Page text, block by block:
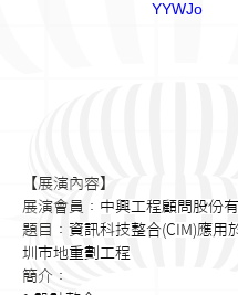
YYWJo
【展演內容】
展演會員： 中興工程顧問股份
題目： 資訊科技整合(CIM)應用
圳市地重劃工程
簡介：